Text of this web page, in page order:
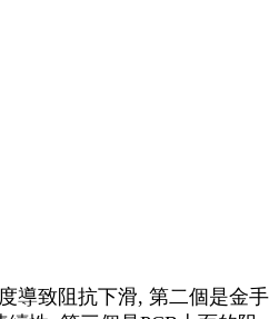
導致阻抗下滑, 第二個是金手